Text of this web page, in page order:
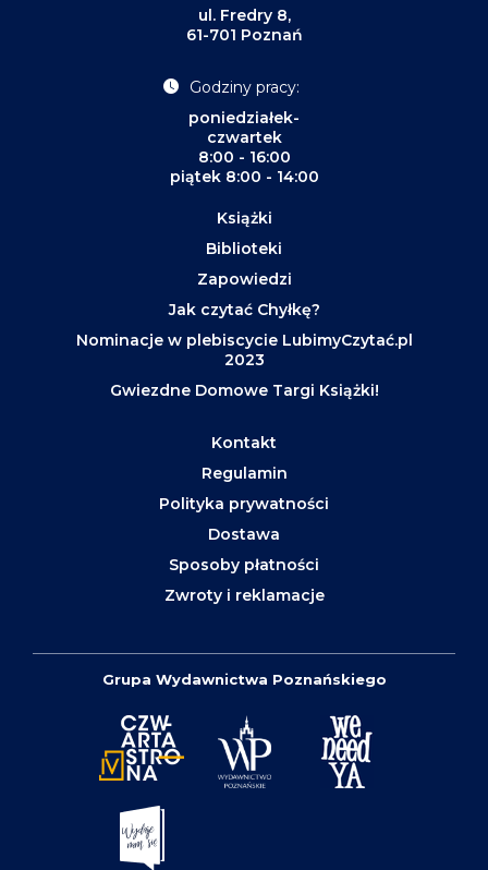
ul. Fredry 8,
61-701 Poznań
Godziny pracy:
poniedziałek-
czwartek
8:00 - 16:00
piątek 8:00 - 14:00
Książki
Biblioteki
Zapowiedzi
Jak czytać Chyłkę?
Nominacje w plebiscycie LubimyCzytać.pl
2023
Gwiezdne Domowe Targi Książki!
Kontakt
Regulamin
Polityka prywatności
Dostawa
Sposoby płatności
Zwroty i reklamacje
Grupa Wydawnictwa Poznańskiego